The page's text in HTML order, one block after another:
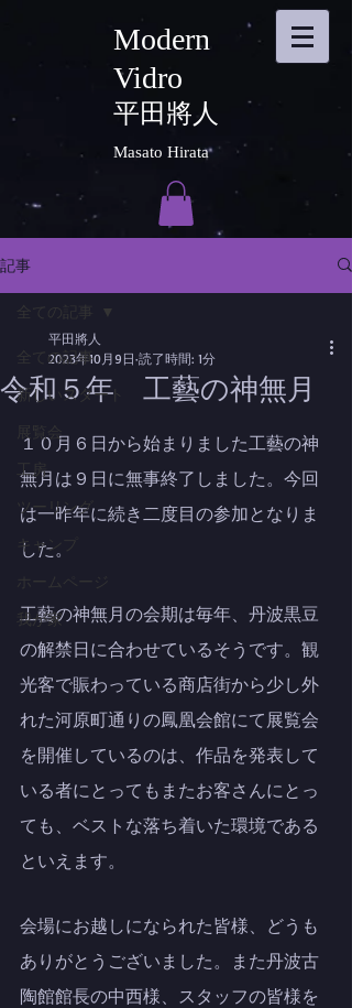
Modern
Vidro
平田將人
Masato Hirata
記事
全ての記事
新しいスタート
展覧会
工房
ツーリング
キャンプ
ホームページ
我が家
令和５年 工藝の神無月
平田將人
2023年10月9日 読了時間: 1分
１０月６日から始まりました工藝の神
無月は９日に無事終了しました。今回
は一昨年に続き二度目の参加となりま
した。
工藝の神無月の会期は毎年、丹波黒豆
の解禁日に合わせているそうです。観
光客で賑わっている商店街から少し外
れた河原町通りの鳳凰会館にて展覧会
を開催しているのは、作品を発表して
いる者にとってもまたお客さんにとっ
ても、ベストな落ち着いた環境である
といえます。
会場にお越しになられた皆様、どうも
ありがとうございました。また丹波古
陶館館長の中西様、スタッフの皆様を